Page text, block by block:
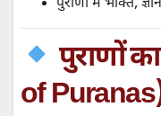
पुराणों में भक्ति,
पुराणों
of